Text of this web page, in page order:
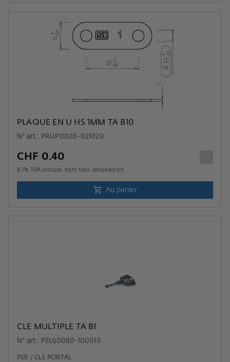
PLAQUE EN U HS 1MM TA B10
N° art.: PRUP0020-021020
CHF 0.40
8.1 % TVA incluse, hors frais dexpédition
Au panier
CLE MULTIPLE TA B1
N° art.: PZUJ0080-100010
PSK / CLE PORTAL